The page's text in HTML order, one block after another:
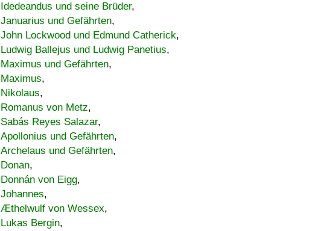
Idedeandus und seine Brüder,
Januarius und Gefährten,
John Lockwood und Edmund Catherick,
Ludwig Ballejus und Ludwig Panetius,
Maximus und Gefährten,
Maximus,
Nikolaus,
Romanus von Metz,
Sabás Reyes Salazar,
Apollonius und Gefährten,
Archelaus und Gefährten,
Donan,
Donnán von Eigg,
Johannes,
Æthelwulf von Wessex,
Lukas Bergin,